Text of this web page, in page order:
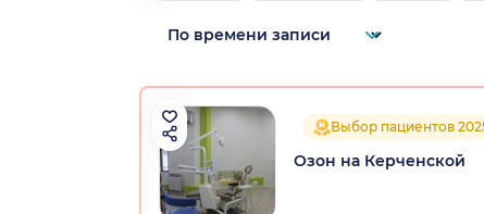
Выбор пациентов
Озон на Керченской